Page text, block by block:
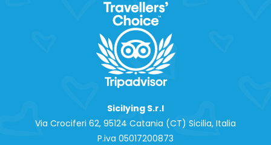
Sicilying S.r.l
Via Crociferi 62, 95124 Catania (CT) Sicilia, Italia
P.iva 0‍5017200873